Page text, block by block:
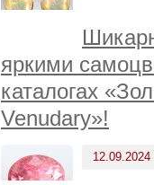
яркими
каталогах
Venudary»!
12.09.2024